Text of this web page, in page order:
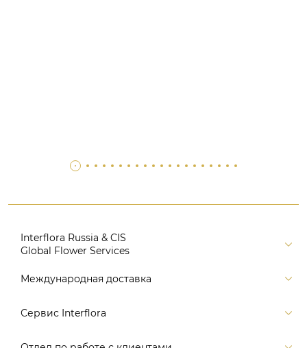
Interflora Russia & CIS
Global Flower Services
Версия для печати
Поиск
Международная доставка
Россия
Сервис Interflora
Заказ и оплата